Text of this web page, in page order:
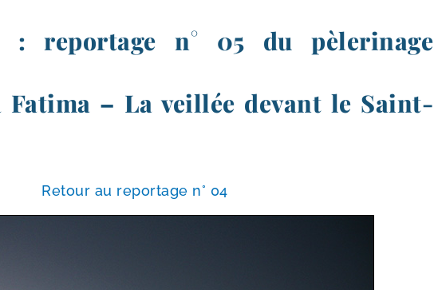
: reportage n° 05 du pèlerinage
Fatima – La veillée devant le Saint-
Retour au repor­tage n° 04